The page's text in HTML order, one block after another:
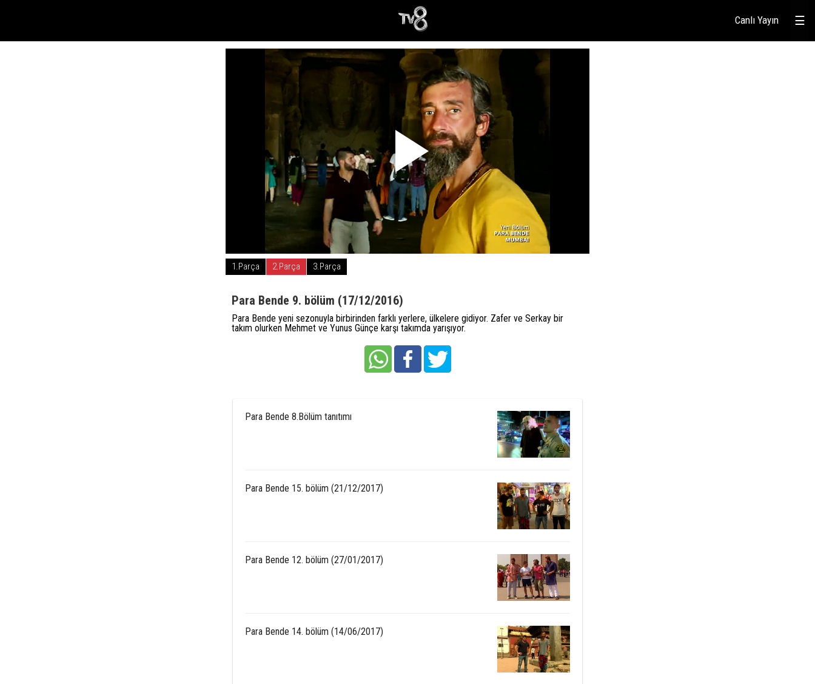
☰
Canlı Yayın
1.Parça 2.Parça 3.Parça
Para Bende 9. bölüm (17/12/2016)
Para Bende yeni sezonuyla birbirinden farklı yerlere, ülkelere gidiyor. Zafer ve Serkay bir
takım olurken Mehmet ve Yunus Günçe karşı takımda yarışıyor.
Para Bende 8.Bölüm tanıtımı
Para Bende 15. bölüm (21/12/2017)
Para Bende 12. bölüm (27/01/2017)
Para Bende 14. bölüm (14/06/2017)